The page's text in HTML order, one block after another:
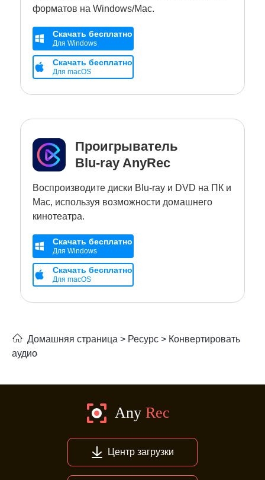
форматов на Windows/Mac.
Скачать бесплатно
Для Windows
Скачать бесплатно
Для macOS
Проигрыватель
Blu-ray AnyRec
Воспроизводите диски Blu-ray и DVD на ПК и
Mac, используя возможности домашнего
кинотеатра.
Скачать бесплатно
Для Windows
Скачать бесплатно
Для macOS
Домашняя страница > Ресурс > Конвертировать
аудио
Центр загрузки